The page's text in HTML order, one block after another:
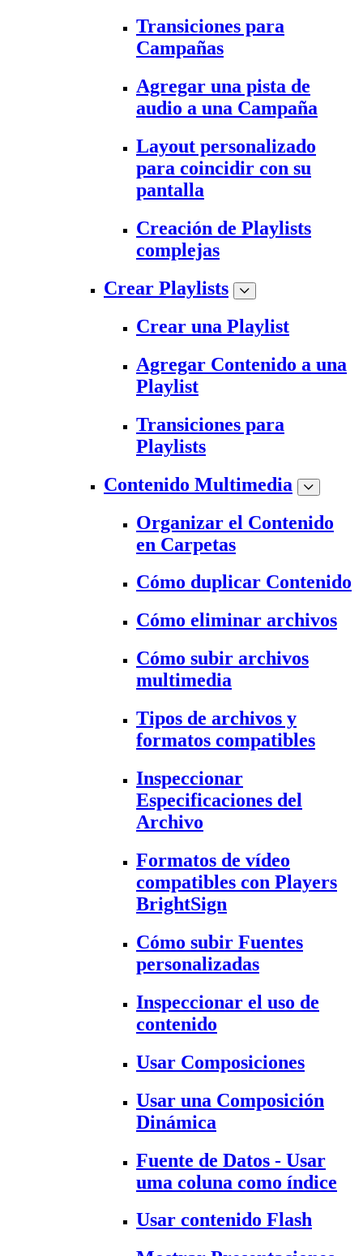
Transiciones para
Campañas
Agregar una pista de
audio a una Campaña
Layout personalizado
para coincidir con su
pantalla
Creación de Playlists
complejas
Crear Playlists
Crear una Playlist
Agregar Contenido a una
Playlist
Transiciones para
Playlists
Contenido Multimedia
Organizar el Contenido
en Carpetas
Cómo duplicar Contenido
Cómo eliminar archivos
Cómo subir archivos
multimedia
Tipos de archivos y
formatos compatibles
Inspeccionar
Especificaciones del
Archivo
Formatos de vídeo
compatibles con Players
BrightSign
Cómo subir Fuentes
personalizadas
Inspeccionar el uso de
contenido
Usar Composiciones
Usar una Composición
Dinámica
Fuente de Datos - Usar
uma coluna como índice
Usar contenido Flash